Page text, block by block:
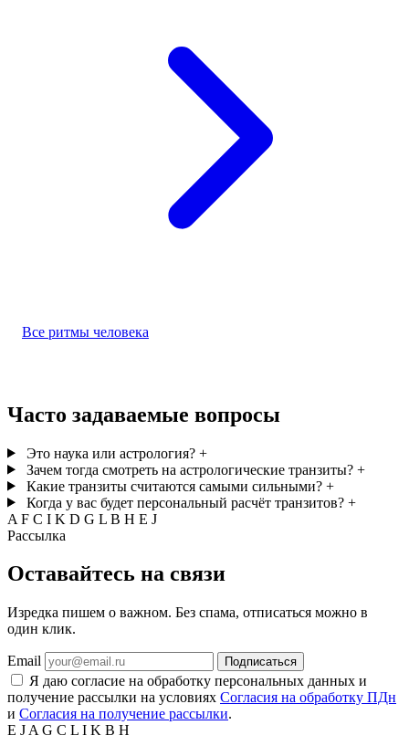
Все ритмы человека
Часто задаваемые вопросы
Это наука или астрология? +
Зачем тогда смотреть на астрологические транзиты? +
Какие транзиты считаются самыми сильными? +
Когда у вас будет персональный расчёт транзитов? +
A F C I K D G L B H E J
Рассылка
Оставайтесь на связи
Изредка пишем о важном. Без спама, отписаться можно в
один клик.
Email Подписаться
Я даю согласие на обработку персональных данных и
получение рассылки на условиях Согласия на обработку ПДн
и Согласия на получение рассылки.
E J A G C L I K B H